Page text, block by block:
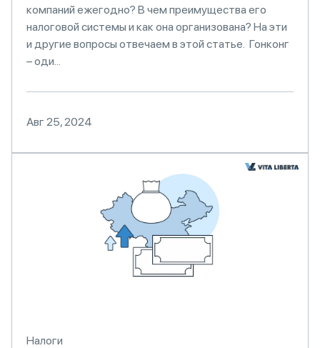
компаний ежегодно? В чем преимущества его
налоговой системы и как она организована? На эти
и другие вопросы отвечаем в этой статье. Гонконг
– оди...
Авг 25, 2024
Налоги